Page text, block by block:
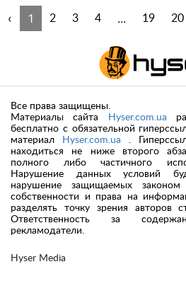
‹ 1 2 3 4 ... 19 20
Hyser Media
Все права защищены.
Материалы сайта
Hyser.com.ua
бесплатно с обязательной
материал
Hyser.com.ua .
находиться не ниже второго
полного либо частичного
Нарушение данных условий
нарушение защищаемых законом
собственности и права на
разделять точку зрения авторов
Ответственность за
рекламодатели.